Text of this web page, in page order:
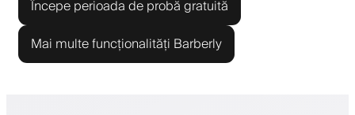
Începe perioada de probă gratuită
Mai multe funcționalități Barberly